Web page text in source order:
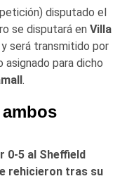
disputado el
se disputará en Villa
será transmitido por
asignado para dicho
.
0-5 al Sheffield
rehicieron tras su